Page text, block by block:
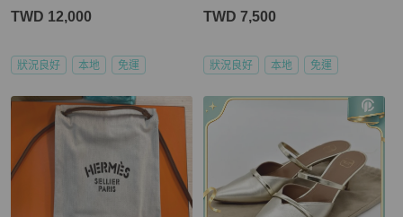
TWD 12,000
狀況良好 本地 免運
TWD 7,500
狀況良好 本地 免運